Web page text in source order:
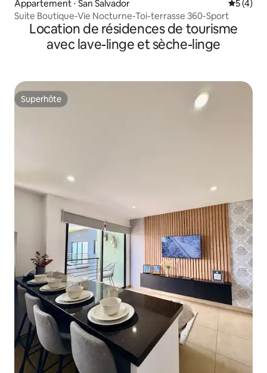
Appartement ⋅ San Salvador
5 (4)
Suite Boutique-Vie Nocturne-Toi-terrasse 360-Sport
Location de résidences de tourisme
avec lave-linge et sèche-linge
Superhôte
Superhôte